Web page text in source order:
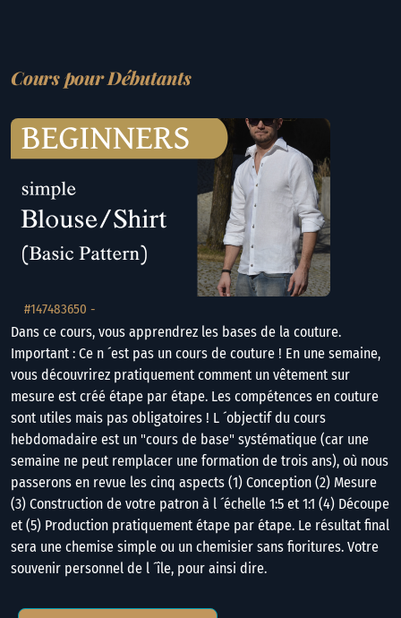
Cours pour Débutants
#147483650 -
Dans ce cours, vous apprendrez les bases de la couture.
Important : Ce n ´est pas un cours de couture ! En une semaine,
vous découvrirez pratiquement comment un vêtement sur
mesure est créé étape par étape. Les compétences en couture
sont utiles mais pas obligatoires ! L ´objectif du cours
hebdomadaire est un "cours de base" systématique (car une
semaine ne peut remplacer une formation de trois ans), où nous
passerons en revue les cinq aspects (1) Conception (2) Mesure
(3) Construction de votre patron à l ´échelle 1:5 et 1:1 (4) Découpe
et (5) Production pratiquement étape par étape. Le résultat final
sera une chemise simple ou un chemisier sans fioritures. Votre
souvenir personnel de l ´île, pour ainsi dire.